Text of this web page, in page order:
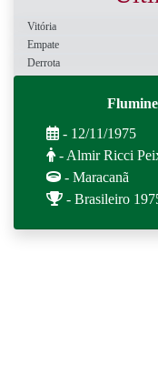
Vitória
Empate
Derrota
- 12/11/1975
- Almir Ricci
- Maracanã
- Brasileiro